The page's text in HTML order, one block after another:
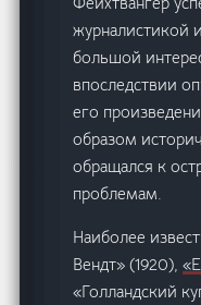
журналистикой
большой
впоследствии
его
образом
обращался к
проблемам.
Наиболее
Вендт» (1920),
«Голландский